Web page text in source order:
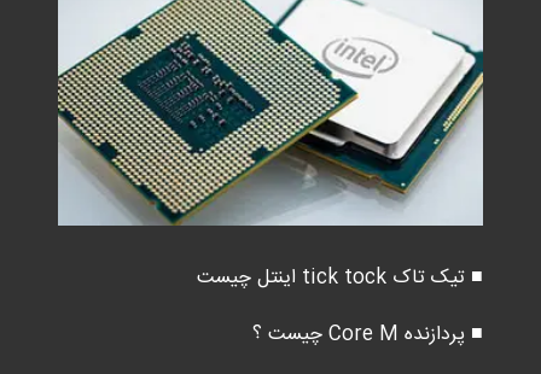
■ تیک تاک tick tock اینتل چیست
■ پردازنده Core M چیست ؟